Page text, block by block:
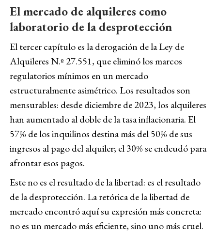
El mercado de alquileres como
laboratorio de la desprotección
El tercer capítulo es la derogación de la Ley de
Alquileres N.º 27.551, que eliminó los marcos
regulatorios mínimos en un mercado
estructuralmente asimétrico. Los resultados son
mensurables: desde diciembre de 2023, los alquileres
han aumentado al doble de la tasa inflacionaria. El
57% de los inquilinos destina más del 50% de sus
ingresos al pago del alquiler; el 30% se endeudó para
afrontar esos pagos.
Este no es el resultado de la libertad: es el resultado
de la desprotección. La retórica de la libertad de
mercado encontró aquí su expresión más concreta:
no es un mercado más eficiente, sino uno más cruel.